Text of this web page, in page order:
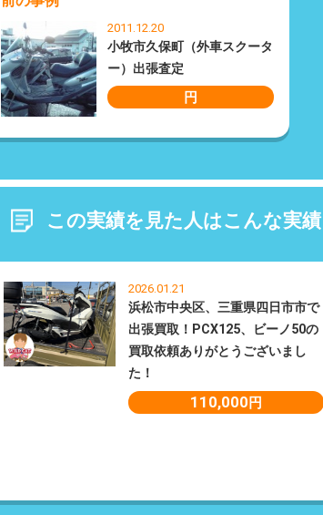
2011.12.20
小牧市久保町（外車スクータ
ー）出張査定
円
この実績を見た人はこんな実績
2026.01.21
浜松市中央区、三重県四日市市で
出張買取！PCX125、ビーノ50の
買取依頼ありがとうございまし
た！
110,000 円